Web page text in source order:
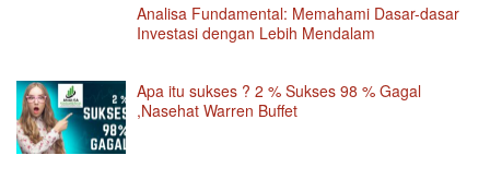
Analisa Fundamental: Memahami Dasar-dasar
Investasi dengan Lebih Mendalam
Apa itu sukses ? 2 % Sukses 98 % Gagal
,Nasehat Warren Buffet